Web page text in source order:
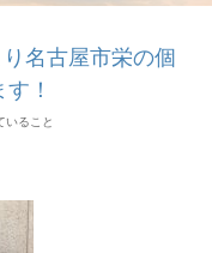
名古屋市栄の個
！
いること